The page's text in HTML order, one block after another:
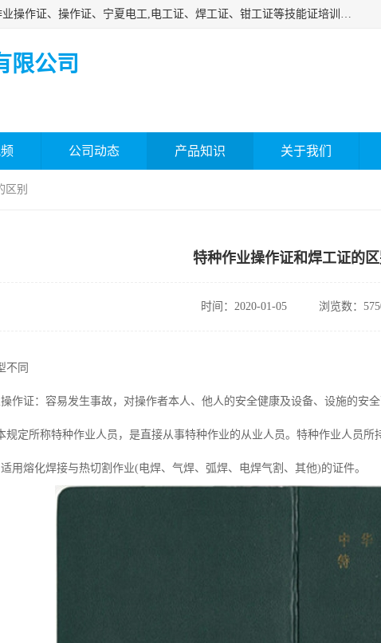
杰森教育专业提供电工证报名、安全员报名考试、特种作业操作证、操作证、宁夏电工,电工证、焊工证、钳工证等技能证培训课程。
限公司
公司动态 产品知识 关于我们
区别
特种作业操作证和焊工证的区
时间：2020-01-05 浏览数：
不同
作证：容易发生事故，对操作者本人、他人的安全健康及设备、设施的安
规定所称特种作业人员，是直接从事特种作业的从业人员。特种作业人员所
用熔化焊接与热切割作业(电焊、气焊、弧焊、电焊气割、其他)的证件。